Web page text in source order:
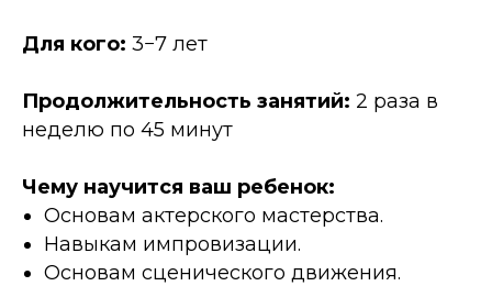
Для кого: 3−7 лет
Продолжительность занятий: 2 раза в
неделю по 45 минут
Чему научится ваш ребенок:
Основам актерского мастерства.
Навыкам импровизации.
Основам сценического движения.